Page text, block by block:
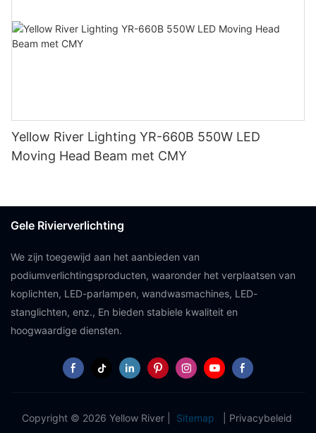
Yellow River Lighting YR-660B 550W LED
Moving Head Beam met CMY
Gele Rivierverlichting
We zijn toegewijd aan het aanbieden van
podiumverlichtingsproducten, waaronder het verplaatsen van
koplichten, LED-parlampen, wandwasmachines, LED-
stanglichten, enz., En bieden stabiele kwaliteit en
hoogwaardige diensten.
Copyright © 2026 Yellow River | Sitemap Privacybeleid